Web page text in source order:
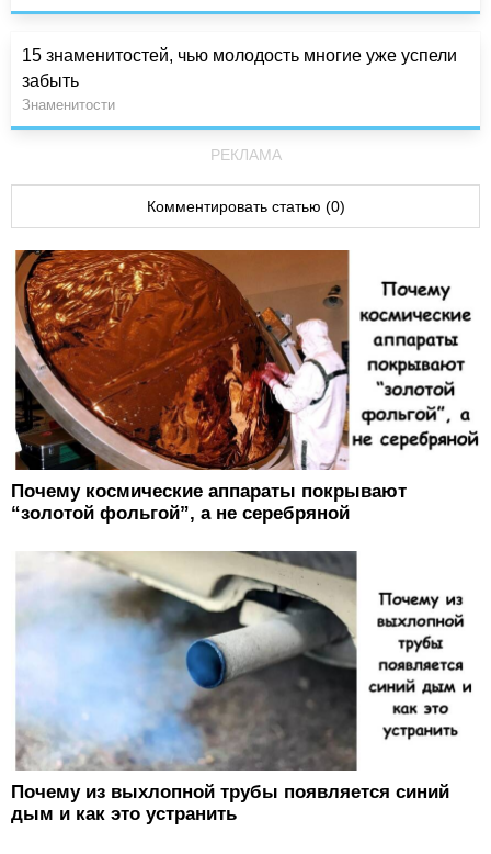
15 знаменитостей, чью молодость многие уже успели
забыть
Знаменитости
РЕКЛАМА
Комментировать статью (0)
Почему космические аппараты покрывают
“золотой фольгой”, а не серебряной
Почему из выхлопной трубы появляется синий
дым и как это устранить